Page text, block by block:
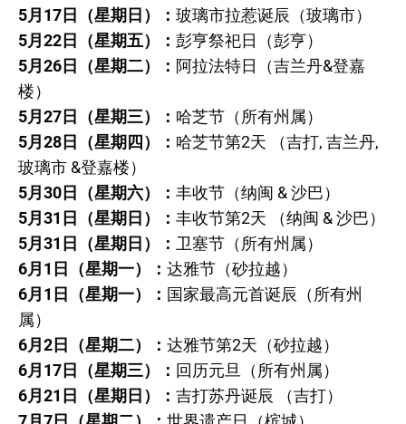
5月17日（星期日）： 玻璃市拉惹诞辰（玻璃市）
5月22日（星期五）： 彭亨祭祀日（彭亨）
5月26日（星期二）： 阿拉法特日（吉兰丹&登嘉
楼）
5月27日（星期三）： 哈芝节（所有州属）
5月28日（星期四）： 哈芝节第2天 （吉打, 吉兰丹,
玻璃市 &登嘉楼）
5月30日（星期六）： 丰收节（纳闽 & 沙巴）
5月31日（星期日）： 丰收节第2天 （纳闽 & 沙巴）
5月31日（星期日）： 卫塞节（所有州属）
6月1日（星期一）： 达雅节（砂拉越）
6月1日（星期一）： 国家最高元首诞辰（所有州
属）
6月2日（星期二）： 达雅节第2天（砂拉越）
6月17日（星期三）： 回历元旦（所有州属）
6月21日（星期日）： 吉打苏丹诞辰 （吉打）